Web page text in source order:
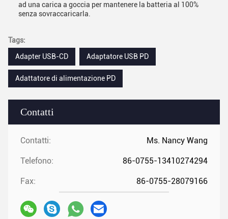
Contatti
Contatti: Ms. Nancy Wang
Telefono: 86-0755-13410274294
Fax: 86-0755-28079166
ad una carica a goccia per mantenere la batteria al 100%
senza sovraccaricarla.
Tags:
Adapter USB-CD
Adaptatore USB PD
Adattatore di alimentazione PD